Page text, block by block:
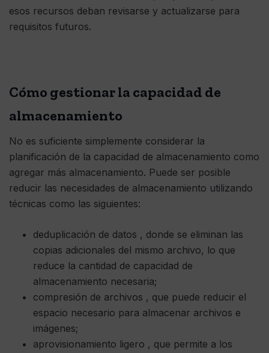
esos recursos deban revisarse y actualizarse para
requisitos futuros.
Cómo gestionar la capacidad de
almacenamiento
No es suficiente simplemente considerar la
planificación de la capacidad de almacenamiento como
agregar más almacenamiento. Puede ser posible
reducir las necesidades de almacenamiento utilizando
técnicas como las siguientes:
deduplicación de datos , donde se eliminan las
copias adicionales del mismo archivo, lo que
reduce la cantidad de capacidad de
almacenamiento necesaria;
compresión de archivos , que puede reducir el
espacio necesario para almacenar archivos e
imágenes;
aprovisionamiento ligero , que permite a los